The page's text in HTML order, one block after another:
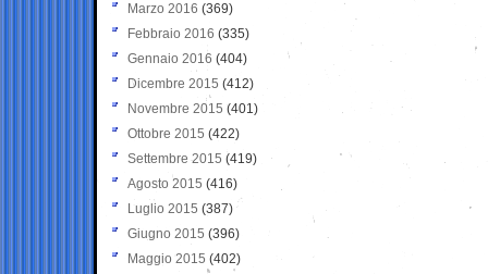
Marzo 2016 (369)
Febbraio 2016 (335)
Gennaio 2016 (404)
Dicembre 2015 (412)
Novembre 2015 (401)
Ottobre 2015 (422)
Settembre 2015 (419)
Agosto 2015 (416)
Luglio 2015 (387)
Giugno 2015 (396)
Maggio 2015 (402)